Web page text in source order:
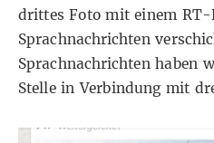
drittes Foto mit einem
Sprachnachrichten
Sprachnachrichten haben
Stellein Verbindung mit